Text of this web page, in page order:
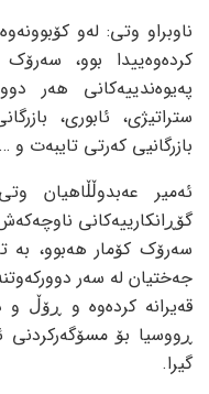
ناوبراو وتی: لەو
کردەوەییدا بوو،
پەیوەندییەکانی هەر
ستراتیژی، ئابوری،
بازرگانیی کەرتی تایبەت و
ئەمیر عەبدوڵڵاهیان
گۆڕانکارییەکانی
سەرۆک کۆمار هەبوو،
جەختیان لە سەر
قەیرانە کردەوە و ڕۆڵ و
ڕووسیا بۆ مسۆگەرکردنی
گیرا.